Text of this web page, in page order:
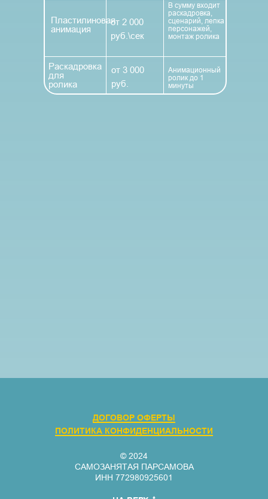
Раскадровка
для
ролика
от 3 000
руб.
Анимационный
ролик до 1
минуты
Пластилиновая
анимация
от 2 000
руб.\сек
В сумму входит
раскадровка,
сценарий, лепка
персонажей,
монтаж ролика
ДОГОВОР ОФЕРТЫ
ПОЛИТИКА КОНФИДЕНЦИАЛЬНОСТИ
© 2024
САМОЗАНЯТАЯ ПАРСАМОВА
ИНН 772980925601